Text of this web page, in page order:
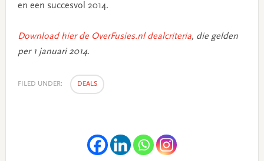
en een succesvol 2014.
Download hier de OverFusies.nl dealcriteria, die gelden
per 1 januari 2014.
FILED UNDER: DEALS